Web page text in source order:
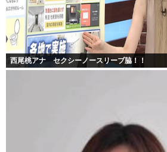
西尾桃アナ セクシーノースリーブ脇！！